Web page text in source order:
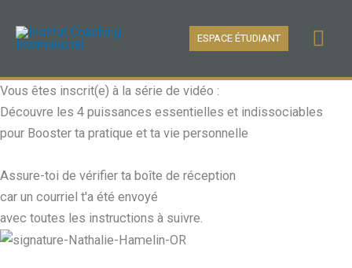
contenu
ESPACE ÉTUDIANT
Vous êtes inscrit(e) à la série de vidéo :
Découvre les 4 puissances essentielles et indissociables
pour Booster ta pratique et ta vie personnelle
Assure-toi de vérifier ta boîte de réception
car un courriel t'a été envoyé
avec toutes les instructions à suivre.